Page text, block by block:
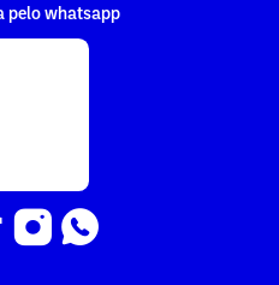
pelo whatsapp